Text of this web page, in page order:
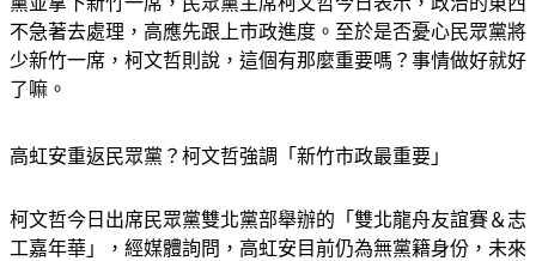
黨並拿下新竹一席，民眾黨主席柯文哲今日表示，政治的東西
不急著去處理，高應先跟上市政進度。至於是否憂心民眾黨將
少新竹一席，柯文哲則說，這個有那麼重要嗎？事情做好就好
柯文哲今日出席民眾黨雙北黨部舉辦的「雙北龍舟友誼賽＆志